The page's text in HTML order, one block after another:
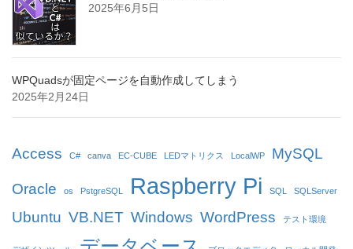
2025年6月5日
WPQuadsが固定ページを自動作成してしまう
2025年2月24日
Access C# canva EC-CUBE LEDマトリクス LocalWP MySQL
Oracle os PstgreSQL Raspberry Pi SQL SQLServer
Ubuntu VB.NET Windows WordPress テスト環境